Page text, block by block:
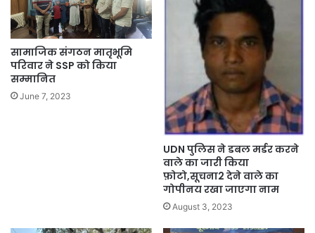
सामाजिक संगठन मातृभूमि
परिवार ने SSP को किया
सम्मानित
June 7, 2023
UDN पुलिस ने डबल मर्डर करने
वाले का जारी किया
फ़ोटो,सूचना2 देने वाले का
गोपीनय रखा जाएगा नाम
August 3, 2023